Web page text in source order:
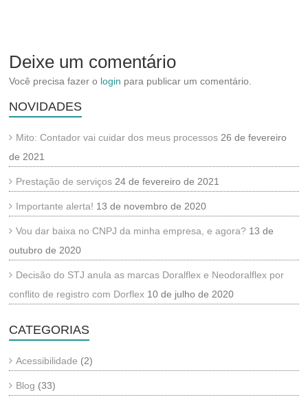
Deixe um comentário
Você precisa fazer o login para publicar um comentário.
NOVIDADES
Mito: Contador vai cuidar dos meus processos 26 de fevereiro
de 2021
Prestação de serviços 24 de fevereiro de 2021
Importante alerta! 13 de novembro de 2020
Vou dar baixa no CNPJ da minha empresa, e agora? 13 de
outubro de 2020
Decisão do STJ anula as marcas Doralflex e Neodoralflex por
conflito de registro com Dorflex 10 de julho de 2020
CATEGORIAS
Acessibilidade (2)
Blog (33)